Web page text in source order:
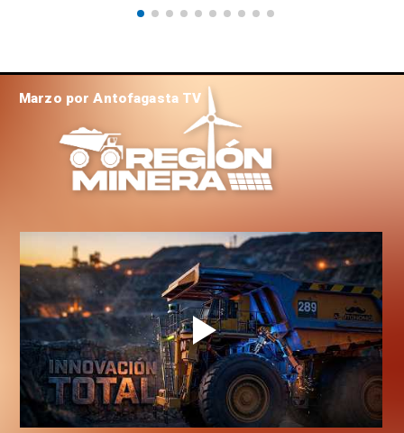
Marzo por Antofagasta TV